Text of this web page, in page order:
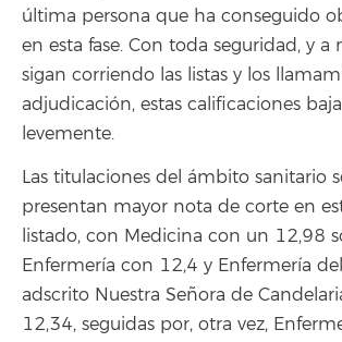
última persona que ha conseguido
en esta fase. Con toda seguridad, y a
sigan corriendo las listas y los
adjudicación, estas calificaciones
levemente.
Las titulaciones del ámbito sanitario
presentan mayor nota de corte en
listado, con Medicina con un 12,98
Enfermería con 12,4 y Enfermería
adscrito Nuestra Señora de
12,34, seguidas por, otra vez,